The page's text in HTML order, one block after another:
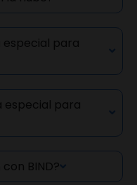
para
especial para
BIND?